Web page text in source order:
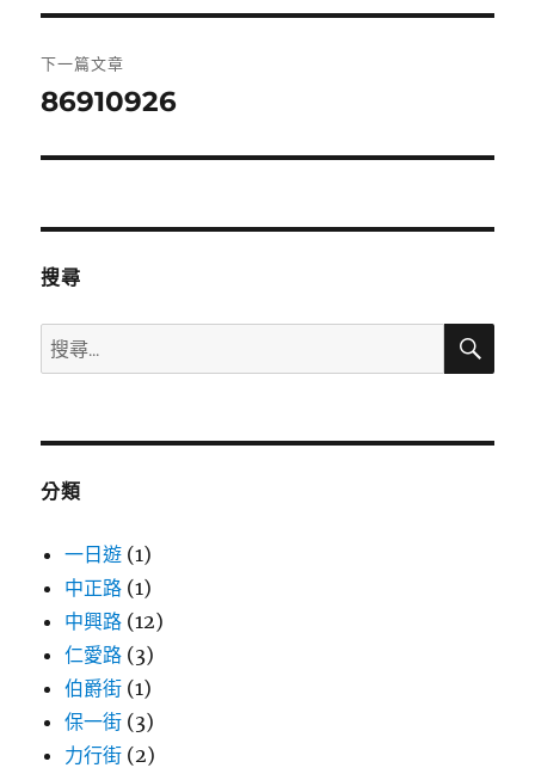
覽
篇
文
章:
下一篇文章
下
篇
章:
86910926
搜尋
搜
尋
鍵
搜
分類
一日遊 (1)
中正路 (1)
中興路 (12)
仁愛路 (3)
伯爵街 (1)
保一街 (3)
力行街 (2)